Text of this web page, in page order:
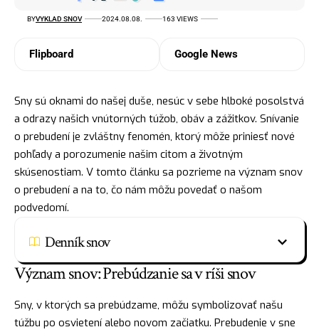
BYVYKLAD SNOV 2024.08.08. 163 VIEWS
Flipboard Google News
Sny sú oknami do našej duše, nesúc v sebe hlboké posolstvá
a odrazy našich vnútorných túžob, obáv a zážitkov. Snívanie
o prebudení je zvláštny fenomén, ktorý môže priniesť nové
pohľady a porozumenie našim citom a životným
skúsenostiam. V tomto článku sa pozrieme na význam snov
o prebudení a na to, čo nám môžu povedať o našom
podvedomí.
Denník snov
Význam snov: Prebúdzanie sa v ríši snov
Sny, v ktorých sa prebúdzame, môžu symbolizovať našu
túžbu po osvietení alebo novom začiatku. Prebudenie v sne